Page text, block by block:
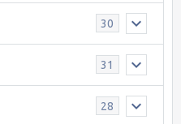
30
31
28